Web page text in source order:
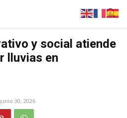
y social atiende
lluvias en
junio 30, 2026